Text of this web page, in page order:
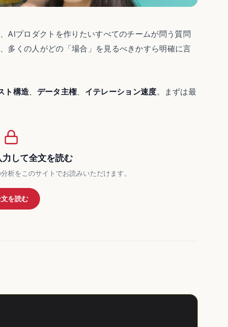
AIプロダクトを作りたいすべてのチームが問う質問
くの人がどの「場合」を見るべきかすら明確に言
ト構造、 データ主権、 イテレーション速度。まずは最
して全文を読む
析をこのサイトでお読みいただけます。
を読む